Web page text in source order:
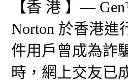
【香 港 】—
Norton 於香港進
件用戶曾成為詐
時，網上交友已